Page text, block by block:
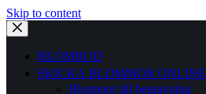
Skip to content
BLOMBUD
SKICKA BLOMMOR ONLINE
Blommor till begravning